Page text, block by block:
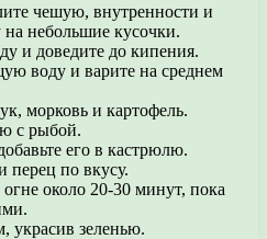
чешую, внутренности и
на небольшие кусочки.
и доведите до кипения.
воду и варите на среднем
морковь и картофель.
с рыбой.
его в кастрюлю.
перец по вкусу.
около 20-30 минут, пока
украсив зеленью.